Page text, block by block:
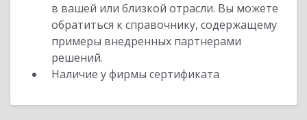
в вашей или близкой отрасли. Вы можете
обратиться к справочнику, содержащему
примеры внедренных партнерами
решений.
Наличие у фирмы сертификата